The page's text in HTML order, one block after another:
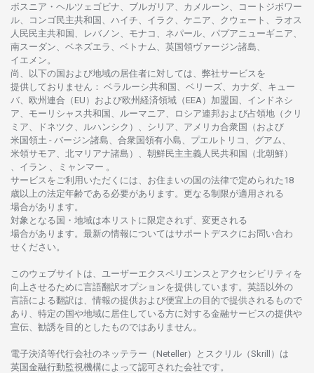
ボスニア ・ ヘルツェゴビナ、ブルガリア、カメルーン、コートジボワー
ル、
コンゴ民主共和国、ハイチ、イラク、ケニア、クウェート、 ラオス
人民民主共和国、レバノン、モナコ、ネパール、パプアニューギニア、
南スーダン、ベネズエラ、ベトナム、 英国領ヴァージン諸島、
イエメン。
尚、 以下の国および地域の居住者に対しては、 弊社サービスを
提供しておりません ： ベラルーシ共和国、ベリーズ、カナダ、キュー
バ、 欧州連合 （EU） および欧州経済領域 （EEA）加盟国、インドネシ
ア、 モーリシャス共和国、ルーマニア、 ロシア連邦および占領地 （クリ
ミア、ドネツク、ルハンシク）、シリア、 アメリカ合衆国 （および
米国領土 - バージン諸島、合衆国領有小島、プエルトリコ、グアム、
米領サモア、 北マリアナ諸島）、 朝鮮民主主義人民共和国 （北朝鮮）
、イラン 、ミャンマー 。
サービスを ご利用いただくには、お住まいの国の法律で定められた 18
歳以上の法定年齢である必要があります。 更なる制限が適用さ れる
場合があります。
対象となる国 ・ 地域は本 リストに限定さ れず、 変更さ れる
場合があります。 最新の情報についてはサポートデスクに お問い合わ
せくださ い。
このウェブサイトは、 ユーザーエクスペリエンスと アクセシビリティを
向上さ せるために言語翻訳オプションを提供しています。 英語以外の
言語に よる翻訳は、 情報の提供および便宜上の目的で提供さ れるもので
あり、 特定の国や地域に 居住している方に対する金融サービスの提供や
宣伝、 勧誘を 目的としたものではありません。
電子決済等代行会社のネッテラー （Neteller）と スクリル （Skrill）は
英国金融行動監視機構に よって認可さ れた会社です。